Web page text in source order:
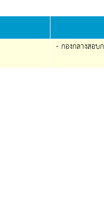
- กองกลางสอ